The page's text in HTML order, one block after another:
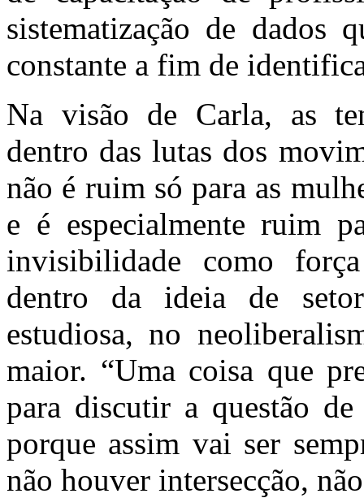
sistematização de dados
constante a fim de
Na visão de Carla, as
dentro das lutas dos
não é ruim só para as
e é especialmente ruim
invisibilidade como
dentro da ideia de
estudiosa, no
maior. “Uma coisa que
para discutir a questão
porque assim vai ser
não houver intersecção,